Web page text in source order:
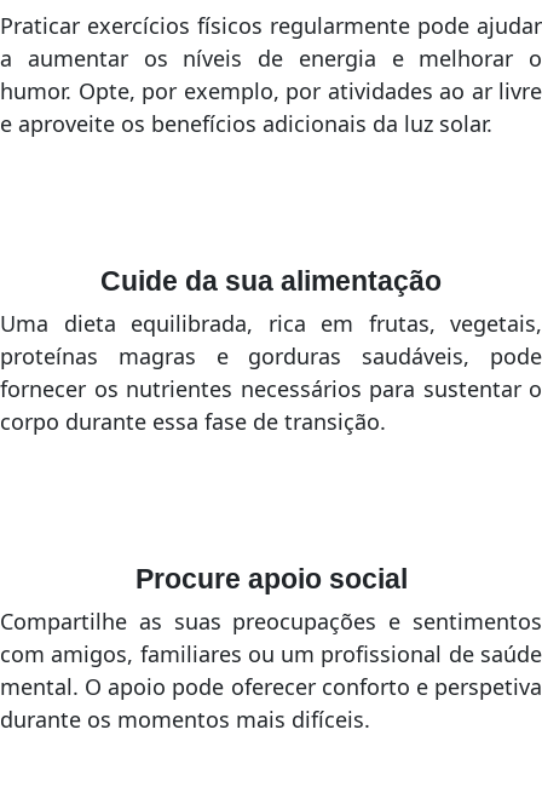
Praticar exercícios físicos regularmente pode ajudar
a aumentar os níveis de energia e melhorar o
humor. Opte, por exemplo, por atividades ao ar livre
e aproveite os benefícios adicionais da luz solar.
Cuide da sua alimentação
Uma dieta equilibrada, rica em frutas, vegetais,
proteínas magras e gorduras saudáveis, pode
fornecer os nutrientes necessários para sustentar o
corpo durante essa fase de transição.
Procure apoio social
Compartilhe as suas preocupações e sentimentos
com amigos, familiares ou um profissional de saúde
mental. O apoio pode oferecer conforto e perspetiva
durante os momentos mais difíceis.